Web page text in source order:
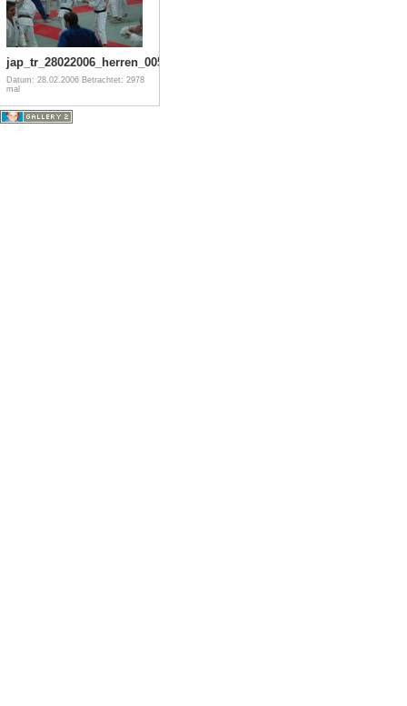
jap_tr_28022006_herren_005
Datum: 28.02.2006 Betrachtet: 2978
mal